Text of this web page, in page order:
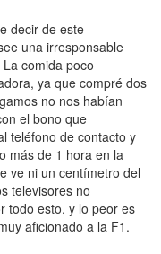
decir de este
una irresponsable
comida poco
ya que compré dos
no nos habían
el bono que
teléfono de contacto y
más de 1 hora en la
ve ni un centímetro del
televisores no
todo esto, y lo peor es
aficionado a la F1.